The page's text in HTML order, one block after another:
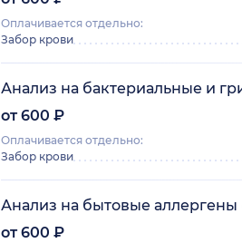
Оплачивается отдельно:
Забор крови
Анализ на бактериальные и
от 600 ₽
Оплачивается отдельно:
Забор крови
Анализ на бытовые аллергены
от 600 ₽